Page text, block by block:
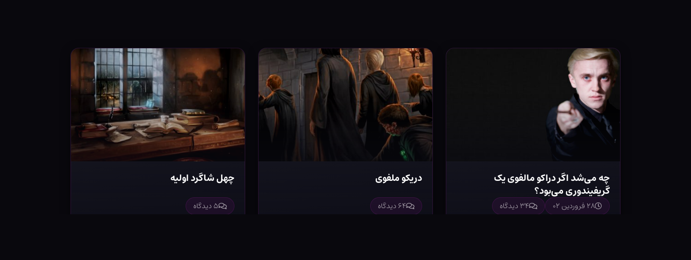
چه می‌شد اگر دراکو مالفوی یک
گریفیندوری می‌بود؟
۲۸ فروردین ۰۲ ۳۴ دیدگاه
دریکو ملفوی
۶۴ دیدگاه
چهل شاگرد اولیه
۵ دیدگاه